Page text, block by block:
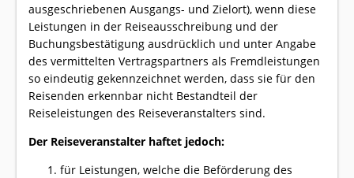
ausgeschriebenen Ausgangs- und Zielort), wenn diese
Leistungen in der Reiseausschreibung und der
Buchungsbestätigung ausdrücklich und unter Angabe
des vermittelten Vertragspartners als Fremdleistungen
so eindeutig gekennzeichnet werden, dass sie für den
Reisenden erkennbar nicht Bestandteil der
Reiseleistungen des Reiseveranstalters sind.
Der Reiseveranstalter haftet jedoch:
für Leistungen, welche die Beförderung des